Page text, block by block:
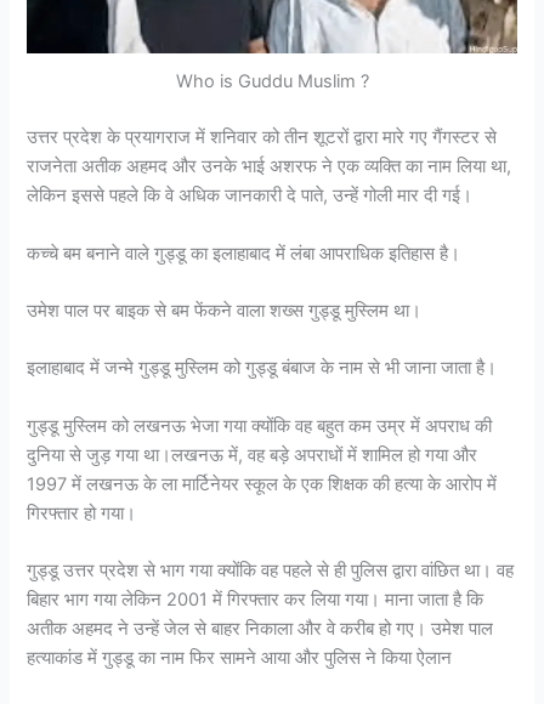
Who is Guddu Muslim ?
उत्तर प्रदेश के प्रयागराज में शनिवार को तीन शूटरों द्वारा मारे गए गैंगस्टर से
राजनेता अतीक अहमद और उनके भाई अशरफ ने एक व्यक्ति का नाम लिया था,
लेकिन इससे पहले कि वे अधिक जानकारी दे पाते, उन्हें गोली मार दी गई।
कच्चे बम बनाने वाले गुड्डू का इलाहाबाद में लंबा आपराधिक इतिहास है।
उमेश पाल पर बाइक से बम फेंकने वाला शख्स गुड्डू मुस्लिम था।
इलाहाबाद में जन्मे गुड्डू मुस्लिम को गुड्डू बंबाज के नाम से भी जाना जाता है।
गुड्डू मुस्लिम को लखनऊ भेजा गया क्योंकि वह बहुत कम उम्र में अपराध की
दुनिया से जुड़ गया था।लखनऊ में, वह बड़े अपराधों में शामिल हो गया और
1997 में लखनऊ के ला मार्टिनेयर स्कूल के एक शिक्षक की हत्या के आरोप में
गिरफ्तार हो गया।
गुड्डू उत्तर प्रदेश से भाग गया क्योंकि वह पहले से ही पुलिस द्वारा वांछित था। वह
बिहार भाग गया लेकिन 2001 में गिरफ्तार कर लिया गया। माना जाता है कि
अतीक अहमद ने उन्हें जेल से बाहर निकाला और वे करीब हो गए। उमेश पाल
हत्याकांड में गुड्डू का नाम फिर सामने आया और पुलिस ने किया ऐलान